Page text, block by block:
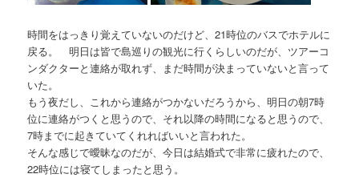
時間をはっきり覚えていないのだけど、21時位のバスでホテルに
戻る。 明日は皆で島巡りの観光に行くらしいのだが、ツアーコ
ンダクターと連絡が取れず、まだ時間が決まっていないと言って
いた。
もう夜だし、これから連絡がつかないだろうから、明日の朝7時
位に連絡がつくと思うので、それ以降の時間になると思うので、
7時までに起きていてくれればいいと言われた。
そんな感じで曖昧なのだが、今日は結婚式で非常に疲れたので、
22時位には寝てしまったと思う。